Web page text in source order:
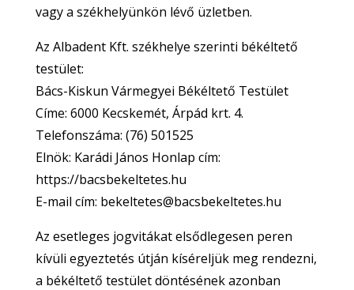
vagy a székhelyünkön lévő üzletben.
Az Albadent Kft. székhelye szerinti békéltető
testület:
Bács-Kiskun Vármegyei Békéltető Testület
Címe: 6000 Kecskemét, Árpád krt. 4.
Telefonszáma: (76) 501525
Elnök: Karádi János Honlap cím:
https://bacsbekeltetes.hu
E-mail cím: bekeltetes@bacsbekeltetes.hu
Az esetleges jogvitákat elsődlegesen peren
kívüli egyeztetés útján kíséreljük meg rendezni,
a békéltető testület döntésének azonban